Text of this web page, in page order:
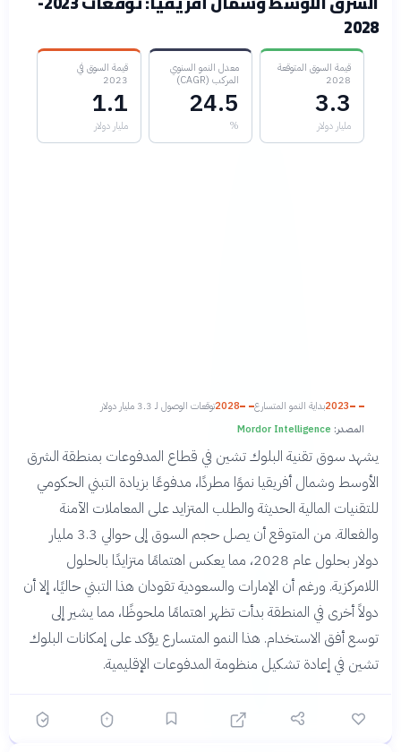
2028
قيمة السوق المتوقعة
2028
3.3
مليار دولار
معدل النمو السنوي
المركب (CAGR)
24.5
%
قيمة السوق في
2023
1.1
مليار دولار
2023بداية النمو المتسارع 2028توقعات الوصول لـ 3.3 مليار دولار
المصدر: Mordor Intelligence
يشهد سوق تقنية البلوك تشين في قطاع المدفوعات بمنطقة الشرق
الأوسط وشمال أفريقيا نموًا مطردًا، مدفوعًا بزيادة التبني الحكومي
للتقنيات المالية الحديثة والطلب المتزايد على المعاملات الآمنة
والفعالة. من المتوقع أن يصل حجم السوق إلى حوالي 3.3 مليار
دولار بحلول عام 2028، مما يعكس اهتمامًا متزايدًا بالحلول
اللامركزية. ورغم أن الإمارات والسعودية تقودان هذا التبني حاليًا، إلا أن
دولاً أخرى في المنطقة بدأت تظهر اهتمامًا ملحوظًا، مما يشير إلى
توسع أفق الاستخدام. هذا النمو المتسارع يؤكد على إمكانات البلوك
تشين في إعادة تشكيل منظومة المدفوعات الإقليمية.